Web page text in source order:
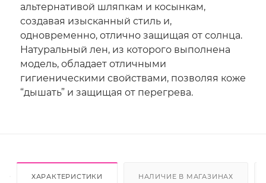
альтернативой шляпкам и косынкам,
создавая изысканный стиль и,
одновременно, отлично защищая от солнца.
Натуральный лен, из которого выполнена
модель, обладает отличными
гигиеническими свойствами, позволяя коже
“дышать” и защищая от перегрева.
ХАРАКТЕРИСТИКИ НАЛИЧИЕ В МАГАЗИНАХ